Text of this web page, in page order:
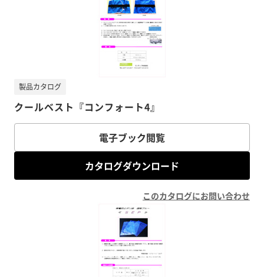
クールベスト『コンフォート4』
製品カタログ
電子ブック閲覧
カタログダウンロード
このカタログにお問い合わせ